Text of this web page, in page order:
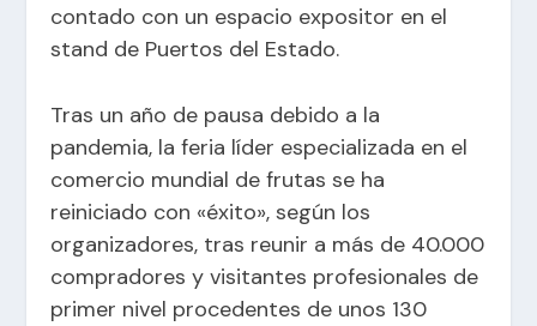
contado con un espacio expositor en el
stand de Puertos del Estado.
Tras un año de pausa debido a la
pandemia, la feria líder especializada en el
comercio mundial de frutas se ha
reiniciado con «éxito», según los
organizadores, tras reunir a más de 40.000
compradores y visitantes profesionales de
primer nivel procedentes de unos 130